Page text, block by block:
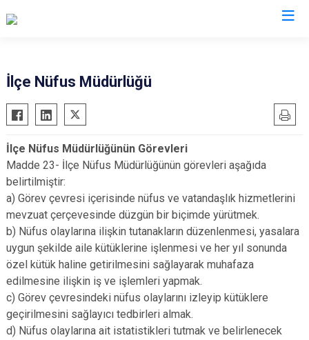
Altıntaş
Aslanapa
Çavdarhisar
Domaniç
Dumlupınar
Emet
Pazarlar
Şaphane
Simav
Tavşanlı
İlçe Nüfus Müdürlüğü
İlçe Nüfus Müdürlüğünün Görevleri
Madde 23- İlçe Nüfus Müdürlüğünün görevleri aşağıda
belirtilmiştir:
a) Görev çevresi içerisinde nüfus ve vatandaşlık hizmetlerini
mevzuat çerçevesinde düzgün bir biçimde yürütmek.
b) Nüfus olaylarına ilişkin tutanakların düzenlenmesi, yasalara
uygun şekilde aile kütüklerine işlenmesi ve her yıl sonunda
özel kütük haline getirilmesini sağlayarak muhafaza
edilmesine ilişkin iş ve işlemleri yapmak.
c) Görev çevresindeki nüfus olaylarını izleyip kütüklere
geçirilmesini sağlayıcı tedbirleri almak.
d) Nüfus olaylarına ait istatistikleri tutmak ve belirlenecek